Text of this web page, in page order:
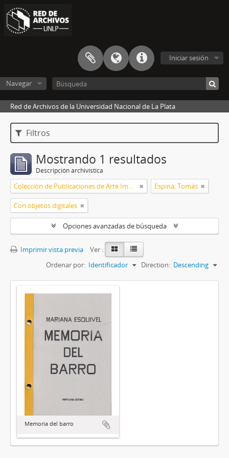
Iniciar sesión
Navegar
Red de Archivos de la Universidad Nacional de La Plata
Filtros
Mostrando 1 resultados
Descripción archivística
Colección de Publicaciones de Arte Impreso Espina, Tomás
Con objetos digitales
Opciones avanzadas de búsqueda
Imprimir vista previa
Ver :
Ordenar por: Identificador Direction: Descending
Memoria del barro